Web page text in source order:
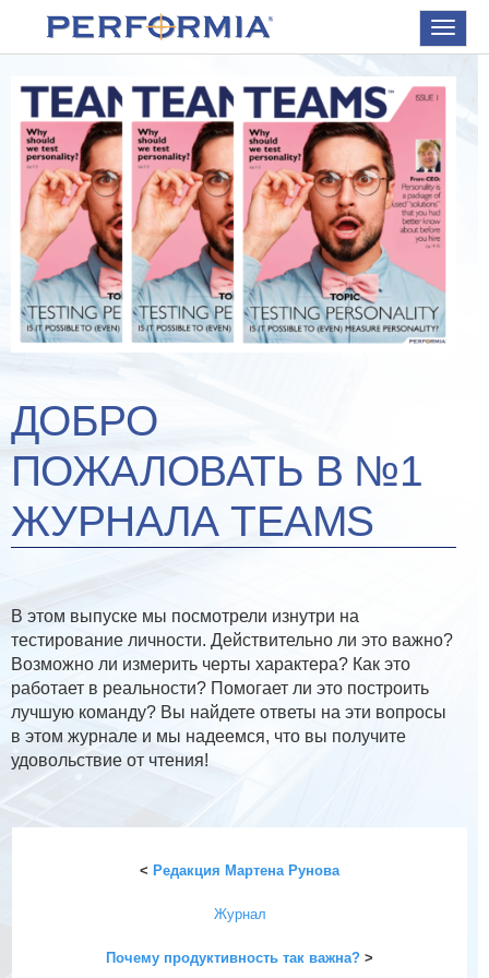
Toggle
ДОБРО
ПОЖАЛОВАТЬ В №1
ЖУРНАЛА TEAMS
В этом выпуске мы посмотрели изнутри на
тестирование личности. Действительно ли это важно?
Возможно ли измерить черты характера? Как это
работает в реальности? Помогает ли это построить
лучшую команду? Вы найдете ответы на эти вопросы
в этом журнале и мы надеемся, что вы получите
удовольствие от чтения!
< Редакция Мартена Рунова
Журнал
Почему продуктивность так важна? >